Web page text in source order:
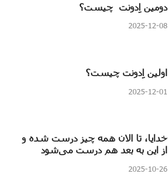
دومین اِدونت چیست؟
2025-12-08
اولین اِدونت چیست؟
2025-12-01
خدایا، تا الان همه چیز درست شده و
از این به بعد هم درست می‌شود
2025-10-26